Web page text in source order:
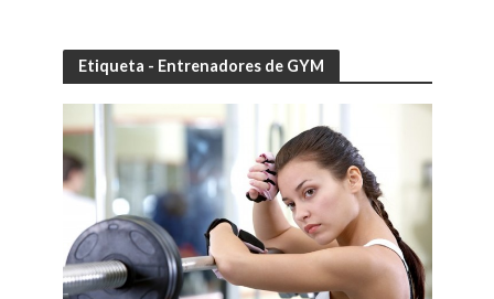
Etiqueta - Entrenadores de GYM